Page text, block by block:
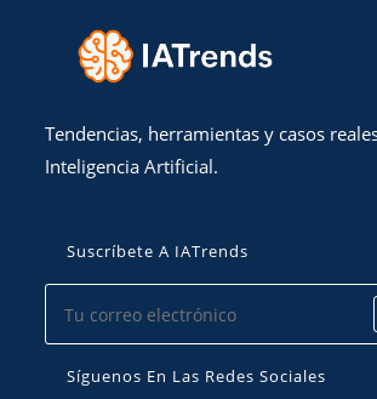
Tendencias, herramientas y casos
Inteligencia Artificial.
Suscríbete A IATrends
Síguenos En Las Redes Sociales